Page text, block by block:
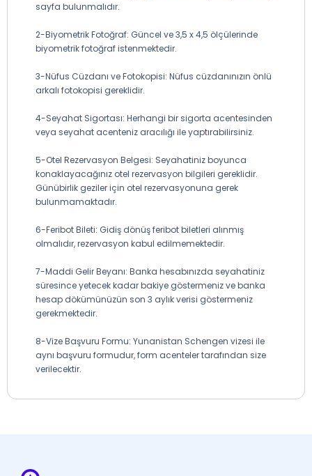
sayfa bulunmalıdır.
2-Biyometrik Fotoğraf: Güncel ve 3,5 x 4,5 ölçülerinde
biyometrik fotoğraf istenmektedir.
3-Nüfus Cüzdanı ve Fotokopisi: Nüfus cüzdanınızın önlü
arkalı fotokopisi gereklidir.
4-Seyahat Sigortası: Herhangi bir sigorta acentesinden
veya seyahat acenteniz aracılığı ile yaptırabilirsiniz.
5-Otel Rezervasyon Belgesi: Seyahatiniz boyunca
konaklayacağınız otel rezervasyon bilgileri gereklidir.
Günübirlik geziler için otel rezervasyonuna gerek
bulunmamaktadır.
6-Feribot Bileti: Gidiş dönüş feribot biletleri alınmış
olmalıdır, rezervasyon kabul edilmemektedir.
7-Maddi Gelir Beyanı: Banka hesabınızda seyahatiniz
süresince yetecek kadar bakiye göstermeniz ve banka
hesap dökümünüzün son 3 aylık verisi göstermeniz
gerekmektedir.
8-Vize Başvuru Formu: Yunanistan Schengen vizesi ile
aynı başvuru formudur, form acenteler tarafından size
verilecektir.